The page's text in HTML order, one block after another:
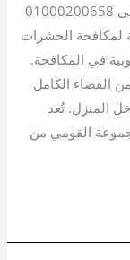
الشركة الألمانية لمكافحة الحشرات – اتصل على 01000200658
لمكافحة الحشرات
في المكافحة.
القضاء الكامل
المنزل. تُعد
القومي من